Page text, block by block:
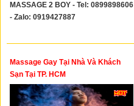
MASSAGE 2 BOY - Tel: 0899898606
- Zalo: 0919427887
Massage Gay Tại Nhà Và Khách
Sạn Tại TP. HCM